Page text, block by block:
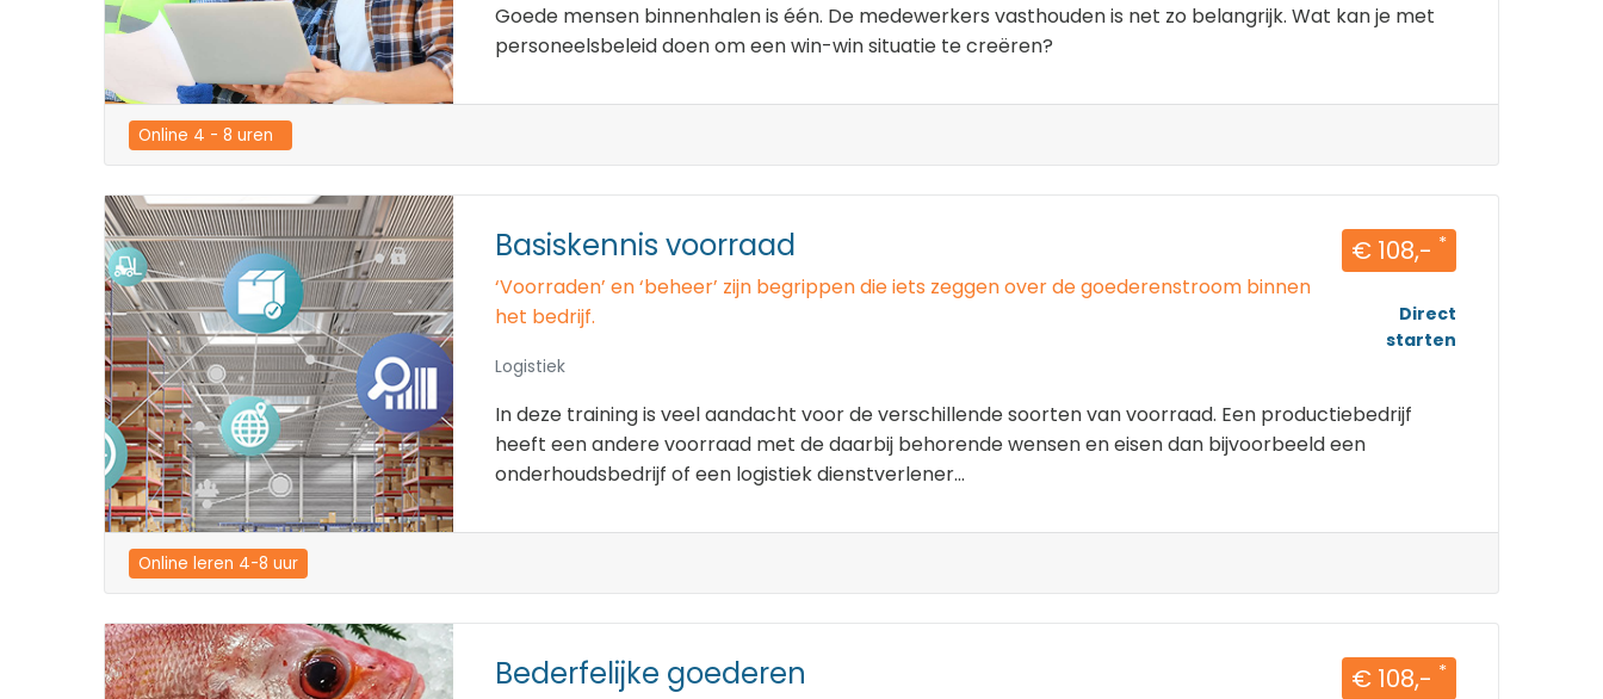
Goede mensen binnenhalen is één. De medewerkers vasthouden is net zo belangrijk. Wat kan je met
personeelsbeleid doen om een win-win situatie te creëren?
Online 4 - 8 uren
Basiskennis voorraad
‘Voorraden’ en ‘beheer’ zijn begrippen die iets zeggen over de goederenstroom binnen
het bedrijf.
Logistiek
€ 108,- *
Direct
starten
In deze training is veel aandacht voor de verschillende soorten van voorraad. Een productiebedrijf
heeft een andere voorraad met de daarbij behorende wensen en eisen dan bijvoorbeeld een
onderhoudsbedrijf of een logistiek dienstverlener...
Online leren 4-8 uur
Bederfelijke goederen € 108,- *